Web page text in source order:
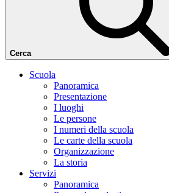
Cerca
Scuola
Panoramica
Presentazione
I luoghi
Le persone
I numeri della scuola
Le carte della scuola
Organizzazione
La storia
Servizi
Panoramica